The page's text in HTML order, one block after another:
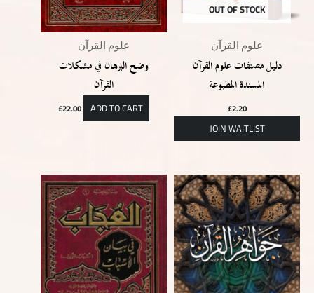
علوم القرآن
وضح البرهان في مشكلات
القرآن
£22.00 ADD TO CART
OUT OF STOCK
علوم القرآن
دليل مصنفات علوم القرآن
المسندة المطبوعة
£2.20